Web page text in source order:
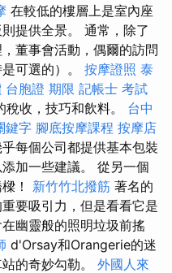
在較低的樓層上是室內座
提供全景。 通常，除了
董事會活動，偶爾的訪問
可選的）。 按摩證照 泰
台胞證 期限 記帳士 考試
收，技巧和飲料。 台中
鍵字 腳底按摩課程 按摩店
每個公司都提供基本包裝
加一些建議。 從另一個
！ 新竹竹北撥筋 著名的
要吸引力，但是看看它是
幽靈般的照明垃圾前搖
d'Orsay和Orangerie的迷
的奇妙勾勒。 外國人來